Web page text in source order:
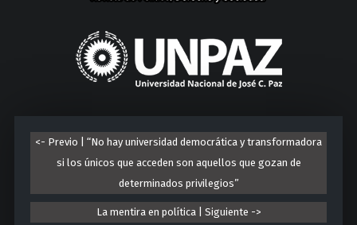
U
n
i
v
r
s
i
d
a
<- Previo | “No hay universidad democrática y transformadora
si los únicos que acceden son aquellos que gozan de
determinados privilegios”
La mentira en política | Siguiente ->